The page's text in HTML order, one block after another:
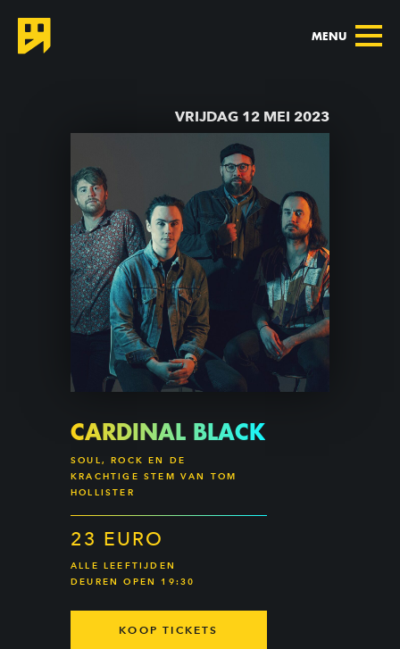
MENU
VRIJDAG 12 MEI 2023
CARDINAL BLACK
SOUL, ROCK EN DE
KRACHTIGE STEM VAN TOM
HOLLISTER
23 EURO
ALLE LEEFTIJDEN
DEUREN OPEN 19:30
KOOP TICKETS